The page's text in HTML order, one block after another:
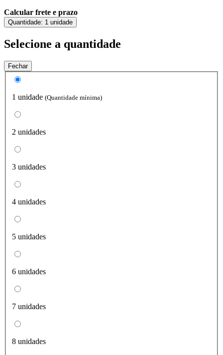
Calcular frete e prazo
Quantidade: 1 unidade
Selecione a quantidade
Fechar
1 unidade (Quantidade mínima)
2 unidades
3 unidades
4 unidades
5 unidades
6 unidades
7 unidades
8 unidades